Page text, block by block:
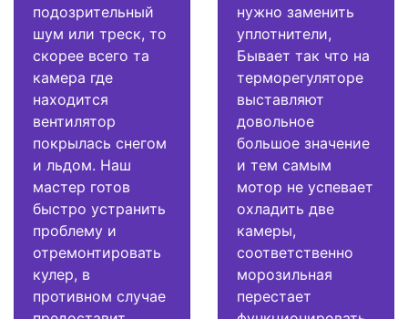
подозрительный
шум или треск, то
скорее всего та
камера где
находится
вентилятор
покрылась снегом
и льдом. Наш
мастер готов
быстро устранить
проблему и
отремонтировать
кулер, в
противном случае
нужно заменить
уплотнители,
Бывает так что на
терморегуляторе
выставляют
довольное
большое значение
и тем самым
мотор не успевает
охладить две
камеры,
соответственно
морозильная
перестает